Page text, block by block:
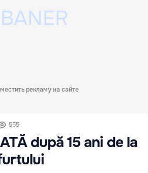
рекламу на сайте
555
după 15 ani de la